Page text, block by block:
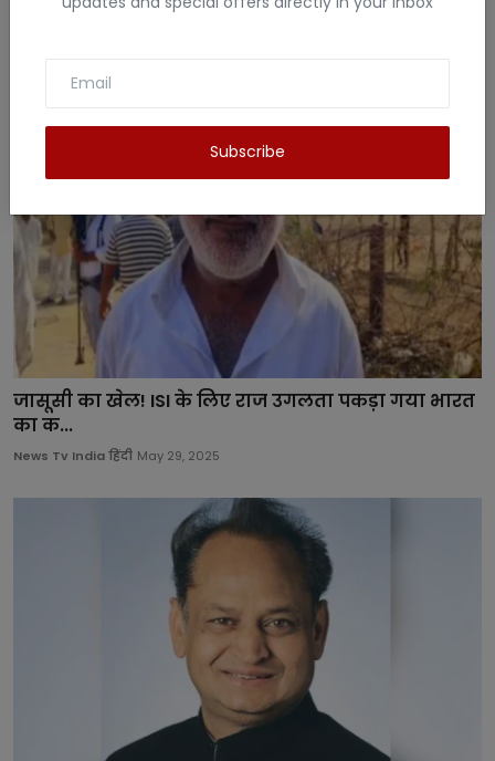
Subscribe
ऐलान,...
जासूसी का खेल! ISI के लिए राज उगलता पकड़ा गया भारत
का क...
News Tv India हिंदी May 29, 2025